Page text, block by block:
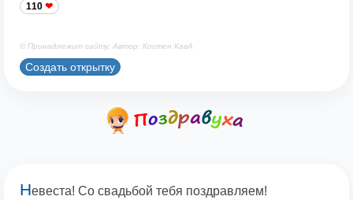
110
© Принадлежит сайту. Автор: Костен КавА
Создать открытку
Невеста! Со свадьбой тебя поздравляем!